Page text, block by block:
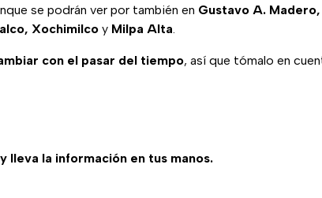
se podrán ver por también en Gustavo A. Madero,
Xochimilco y Milpa Alta.
con el pasar del tiempo, así que tómalo en
y lleva la información en tus manos.